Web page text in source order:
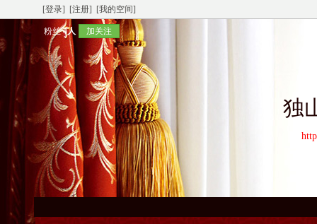
[登录] [注册] [我的空间]
粉丝4人 加关注
独